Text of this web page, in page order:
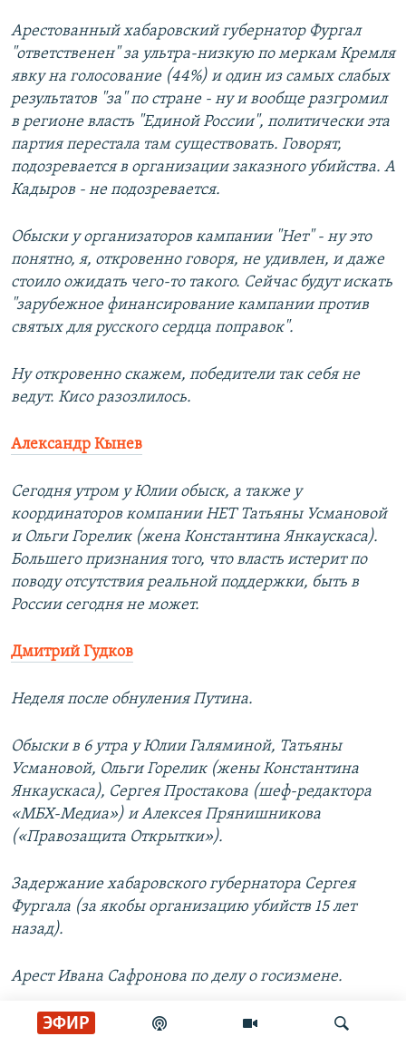
ЭФИР
Арестованный хабаровский губернатор Фургал
"ответственен" за ультра-низкую по меркам Кремля
явку на голосование (44%) и один из самых слабых
результатов "за" по стране - ну и вообще разгромил
в регионе власть "Единой России", политически эта
партия перестала там существовать. Говорят,
подозревается в организации заказного убийства. А
Кадыров - не подозревается.
Обыски у организаторов кампании "Нет" - ну это
понятно, я, откровенно говоря, не удивлен, и даже
стоило ожидать чего-то такого. Сейчас будут искать
"зарубежное финансирование кампании против
святых для русского сердца поправок".
Ну откровенно скажем, победители так себя не
ведут. Кисо разозлилось.
Александр Кынев
Сегодня утром у Юлии обыск, а также у
координаторов компании НЕТ Татьяны Усмановой
и Ольги Горелик (жена Константина Янкаускаса).
Большего признания того, что власть истерит по
поводу отсутствия реальной поддержки, быть в
России сегодня не может.
Дмитрий Гудков
Неделя после обнуления Путина.
Обыски в 6 утра у Юлии Галяминой, Татьяны
Усмановой, Ольги Горелик (жены Константина
Янкаускаса), Сергея Простакова (шеф-редактора
«МБХ-Медиа») и Алексея Прянишникова
(«Правозащита Открытки»).
Задержание хабаровского губернатора Сергея
Фургала (за якобы организацию убийств 15 лет
назад).
Арест Ивана Сафронова по делу о госизмене.
Обыск у главреда «Холода» Таисии Бекбулатовой.